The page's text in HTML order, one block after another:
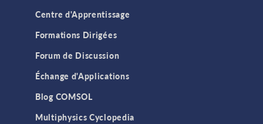
Centre d'Apprentissage
Formations Dirigées
Forum de Discussion
Échange d'Applications
Blog COMSOL
Multiphysics Cyclopedia